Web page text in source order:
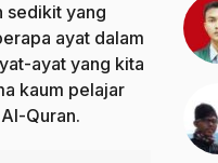
sedikit yang
ayat dalam
ayat yang kita
kaum pelajar
Quran.